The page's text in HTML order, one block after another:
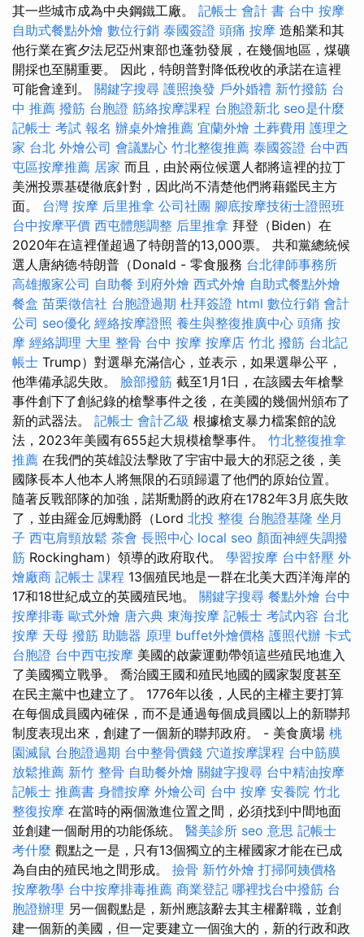
其一些城市成為中央鋼鐵工廠。 記帳士 會計 書 台中 按摩
自助式餐點外燴 數位行銷 泰國簽證 頭痛 按摩 造船業和其
他行業在賓夕法尼亞州東部也蓬勃發展，在幾個地區，煤礦
開採也至關重要。 因此，特朗普對降低稅收的承諾在這裡
可能會達到。 關鍵字搜尋 護照換發 戶外婚禮 新竹撥筋 台
中 推薦 撥筋 台胞證 筋絡按摩課程 台胞證新北 seo是什麼
記帳士 考試 報名 辦桌外燴推薦 宜蘭外燴 土葬費用 護理之
家 台北 外燴公司 會議點心 竹北整復推薦 泰國簽證 台中西
屯區按摩推薦 居家 而且，由於兩位候選人都將這裡的拉丁
美洲投票基礎徹底針對，因此尚不清楚他們將藉鑑民主方
面。 台灣 按摩 后里推拿 公司社團 腳底按摩技術士證照班
台中按摩平價 西屯體態調整 后里推拿 拜登（Biden）在
2020年在這裡僅超過了特朗普的13,000票。 共和黨總統候
選人唐納德·特朗普（Donald - 零食服務 台北律師事務所
高雄搬家公司 自助餐 到府外燴 西式外燴 自助式餐點外燴
餐盒 苗栗徵信社 台胞證過期 杜拜簽證 html 數位行銷 會計
公司 seo優化 經絡按摩證照 養生與整復推廣中心 頭痛 按
摩 經絡調理 大里 整骨 台中 按摩 按摩店 竹北 撥筋 台北記
帳士 Trump）對選舉充滿信心，並表示，如果選舉公平，
他準備承認失敗。 臉部撥筋 截至1月1日，在該國去年槍擊
事件創下了創紀錄的槍擊事件之後，在美國的幾個州頒布了
新的武器法。 記帳士 會計乙級 根據槍支暴力檔案館的說
法，2023年美國有655起大規模槍擊事件。 竹北整復推拿
推薦 在我們的英雄設法擊敗了宇宙中最大的邪惡之後，美
國隊長本人他本人將無限的石頭歸還了他們的原始位置。
隨著反戰部隊的加強，諾斯勳爵的政府在1782年3月底失敗
了，並由羅金厄姆勳爵（Lord 北投 整復 台胞證基隆 坐月
子 西屯肩頸放鬆 茶會 長照中心 local seo 顏面神經失調撥
筋 Rockingham）領導的政府取代。 學習按摩 台中舒壓 外
燴廠商 記帳士 課程 13個殖民地是一群在北美大西洋海岸的
17和18世紀成立的英國殖民地。 關鍵字搜尋 餐點外燴 台中
按摩排毒 歐式外燴 唐六典 東海按摩 記帳士 考試內容 台北
按摩 天母 撥筋 助聽器 原理 buffet外燴價格 護照代辦 卡式
台胞證 台中西屯按摩 美國的啟蒙運動帶領這些殖民地進入
了美國獨立戰爭。 喬治國王國和殖民地國的國家製度甚至
在民主黨中也建立了。 1776年以後，人民的主權主要打算
在每個成員國內確保，而不是通過每個成員國以上的新聯邦
制度表現出來，創建了一個新的聯邦政府。 - 美食廣場 桃
園滅鼠 台胞證過期 台中整骨價錢 穴道按摩課程 台中筋膜
放鬆推薦 新竹 整骨 自助餐外燴 關鍵字搜尋 台中精油按摩
記帳士 推薦書 身體按摩 外燴公司 台中 按摩 安養院 竹北
整復按摩 在當時的兩個激進位置之間，必須找到中間地面
並創建一個耐用的功能係統。 醫美診所 seo 意思 記帳士
考什麼 觀點之一是，只有13個獨立的主權國家才能在已成
為自由的殖民地之間形成。 撿骨 新竹外燴 打掃阿姨價格
按摩教學 台中按摩排毒推薦 商業登記 哪裡找台中撥筋 台
胞證辦理 另一個觀點是，新州應該辭去其主權辭職，並創
建一個新的美國，但一定要建立一個強大的，新的行政和政